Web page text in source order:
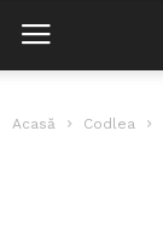
Acasă Codlea